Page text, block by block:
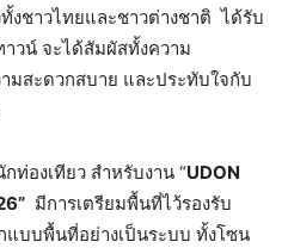
งชาวไทยและชาวต่างชาติ ได้รับ
วน์ จะได้สัมผัสทั้งความ
สะดวกสบาย และประทับใจกับ
ท่องเทียว สำหรับงาน “UDON
มีการเตรียมพื้นที่ไว้รองรับ
บบพื้นที่อย่างเป็นระบบ ทั้งโซน